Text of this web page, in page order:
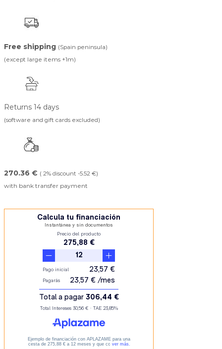
Free shipping (Spain peninsula)
(except large items +1m)
Returns 14 days
(software and gift cards excluded)
270.36 € ( 2% discount -5.52 €)
with bank transfer payment